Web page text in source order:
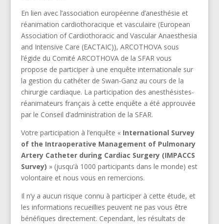
En lien avec l’association européenne d’anesthésie et
réanimation cardiothoracique et vasculaire (European
Association of Cardiothoracic and Vascular Anaesthesia
and Intensive Care (EACTAIC)), ARCOTHOVA sous
l’égide du Comité ARCOTHOVA de la SFAR vous
propose de participer à une enquête internationale sur
la gestion du cathéter de Swan-Ganz au cours de la
chirurgie cardiaque. La participation des anesthésistes-
réanimateurs français à cette enquête a été approuvée
par le Conseil d’administration de la SFAR.
Votre participation à l’enquête « International Survey
of the Intraoperative Management of Pulmonary
Artery Catheter during Cardiac Surgery (IMPACCS
Survey) » (jusqu’à 1000 participants dans le monde) est
volontaire et nous vous en remercions.
Il n’y a aucun risque connu à participer à cette étude, et
les informations recueillies peuvent ne pas vous être
bénéfiques directement. Cependant, les résultats de